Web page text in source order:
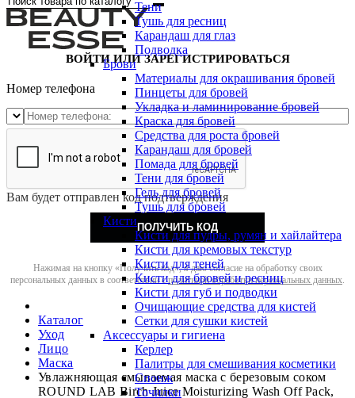
Тени
Тушь для ресниц
Карандаш для глаз
Подводка
Брови
Материалы для окрашивания бровей
Пинцеты для бровей
Укладка и ламинирование бровей
Краска для бровей
Средства для роста бровей
Карандаш для бровей
Помада для бровей
Тени для бровей
Гель для бровей
Тушь для бровей
Кисти
Кисти для пудры, румян и хайлайтера
Кисти для кремовых текстур
Кисти для теней
Кисти для бровей и ресниц
Кисти для губ и подводки
Очищающие средства для кистей
Сетки для сушки кистей
Аксессуары и гигиена
Керлер
Палитры для смешивания косметики
Спонж
Точилки
ВОЙТИ ИЛИ ЗАРЕГИСТРИРОВАТЬСЯ
Номер телефона
Вам будет отправлен код подтверждения
ПОЛУЧИТЬ КОД
Нажимая на кнопку «Получить код», я даю согласие на обработку своих
персональных данных в соответствии сполитикой обработки персональных данных.
Каталог
Уход
Лицо
Маска
Увлажняющая смываемая маска с березовым соком
ROUND LAB Birch Juice Moisturizing Wash Off Pack,